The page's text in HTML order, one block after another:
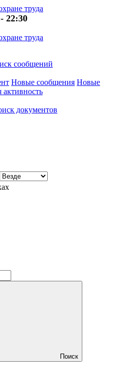
22:30
сообщений
Новые сообщения Новые
активность
документов
Поиск